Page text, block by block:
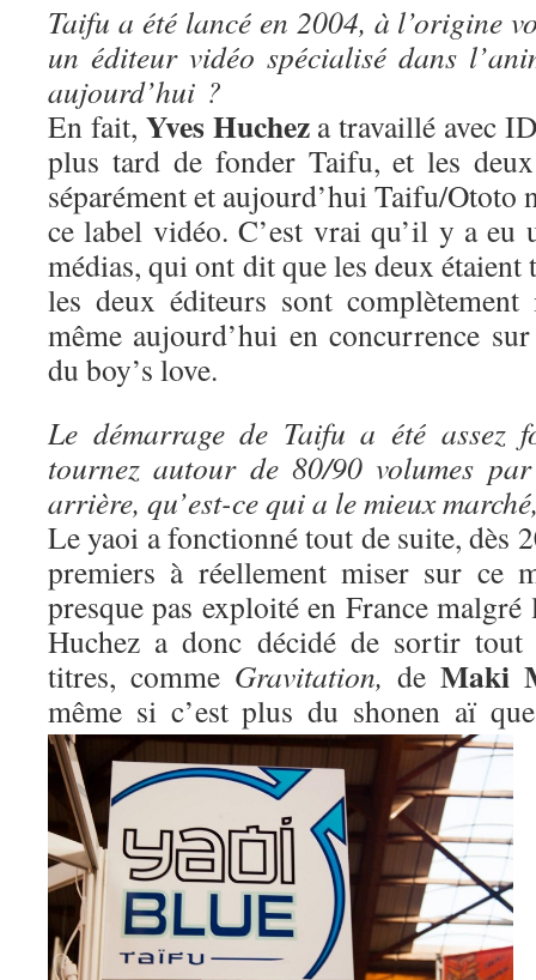
Taifu a été lancé en 2004, à l’origine
un éditeur vidéo spécialisé dans
aujourd’hui ?
En fait, Yves Hucheza travaillé avec
plus tard de fonder Taifu, et les
séparément et aujourd’hui Taifu/Ototo
ce label vidéo. C’est vrai qu’il y a eu
médias, qui ont dit que les deux
les deux éditeurs sont
même aujourd’hui en concurrence
du boy’s love.
Le démarrage de Taifu a été assez
tournez autour de 80/90 volumes
arrière, qu’est-ce qui a le mieux
Le yaoi a fonctionné tout de suite, dès
premiers à réellement miser sur ce
presque pas exploité en France
Huchez a donc décidé de sortir tout
titres, comme Gravitation, de Maki
même si c’est plus du shonen aï